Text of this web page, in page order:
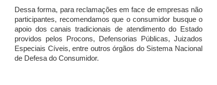
Dessa forma, para reclamações em face de empresas não
participantes, recomendamos que o consumidor busque o
apoio dos canais tradicionais de atendimento do Estado
providos pelos Procons, Defensorias Públicas, Juizados
Especiais Cíveis, entre outros órgãos do Sistema Nacional
de Defesa do Consumidor.